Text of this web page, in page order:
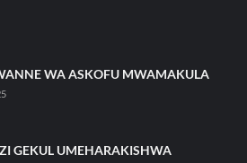
WA ASKOFU MWAMAKULA
GEKUL UMEHARAKISHWA